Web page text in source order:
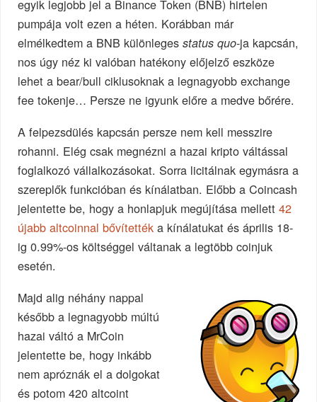
egyik legjobb jel a Binance Token (BNB) hirtelen
pumpája volt ezen a héten. Korábban már
elmélkedtem a BNB különlegesstatus quo-ja kapcsán,
nos úgy néz ki valóban hatékony előjelző eszköze
lehet a bear/bull ciklusoknak a legnagyobb exchange
fee tokenje… Persze ne igyunk előre a medve bőrére.
A felpezsdülés kapcsán persze nem kell messzire
rohanni. Elég csak megnézni a hazai kripto váltással
foglalkozó vállalkozásokat. Sorra licitálnak egymásra a
szereplők funkcióban és kínálatban. Előbb a Coincash
jelentette be, hogy a honlapjuk megújítása mellett42
újabb altcoinnal bővítették a kínálatukat és április 18-
ig 0.99%-os költséggel váltanak a legtöbb coinjuk
esetén.
Majd alig néhány nappal
később a legnagyobb múltú
hazai váltó a MrCoin
jelentette be, hogy inkább
nem apróznák el a dolgokat
és potom 420 altcoint